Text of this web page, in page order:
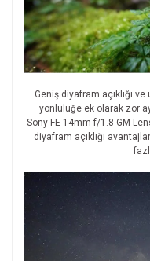
Geniş diyafram açıklığı
yönlülüğe ek olarak zor
Sony FE 14mm f/1.8 GM
diyafram açıklığı